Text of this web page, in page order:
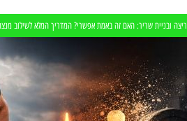
ריצה ובניית שריר: האם זה באמת אפשרי? המדריך המלא לשילוב